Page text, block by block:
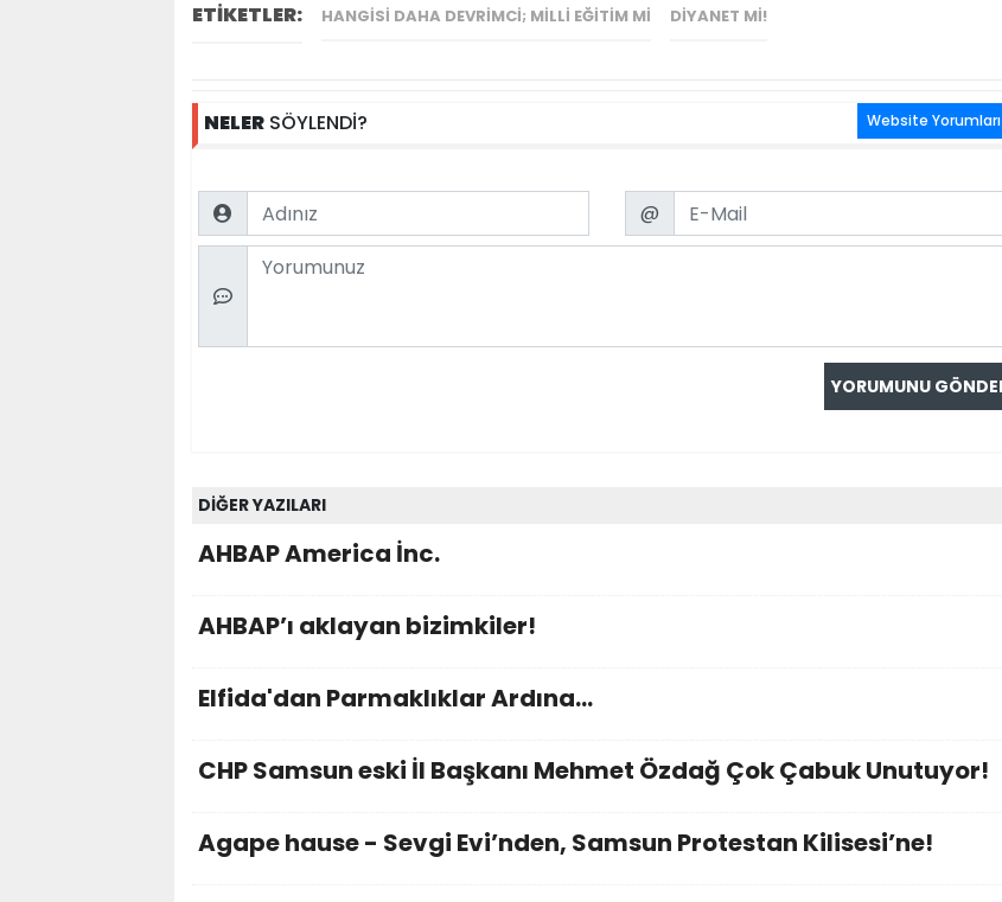
ETİKETLER: HANGISI DAHA DEVRIMCI; MILLI EĞITIM MI DIYANET MI!
NELER SÖYLENDİ? Website Yorumları
Name Email
@
Comment
DİĞER YAZILARI
AHBAP America İnc.
AHBAP’ı aklayan bizimkiler!
Elfida'dan Parmaklıklar Ardına…
CHP Samsun eski İl Başkanı Mehmet Özdağ Çok Çabuk Unutuyor!
Agape hause - Sevgi Evi’nden, Samsun Protestan Kilisesi’ne!